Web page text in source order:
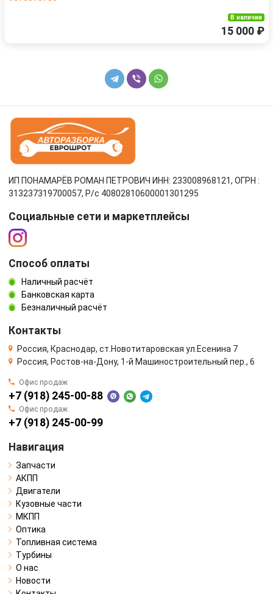
В наличии
15 000 ₽
ИП ПОНАМАРЁВ РОМАН ПЕТРОВИЧ ИНН: 233008968121, ОГРН :
313237319700057, Р/c 40802810600001301295
Социальные сети и маркетплейсы
Способ оплаты
Наличный расчёт
Банковская карта
Безналичный расчёт
Контакты
Россия, Краснодар, ст.Новотитаровская ул.Есенина 7
Россия, Ростов-на-Дону, 1-й Машиностроительный пер., 6
Офис продаж
+7 (918) 245-00-88
Офис продаж
+7 (918) 245-00-99
Навигация
Запчасти
АКПП
Двигатели
Кузовные части
МКПП
Оптика
Топливная система
Турбины
О нас
Новости